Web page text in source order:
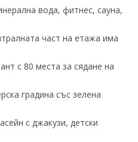
вода, фитнес, сауна,
част на етажа има
с 80 места за сядане на
градина със зелена
с джакузи, детски